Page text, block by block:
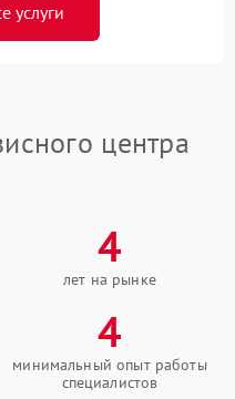
услуги
центра
4
лет на рынке
4
минимальный опыт работы
специалистов